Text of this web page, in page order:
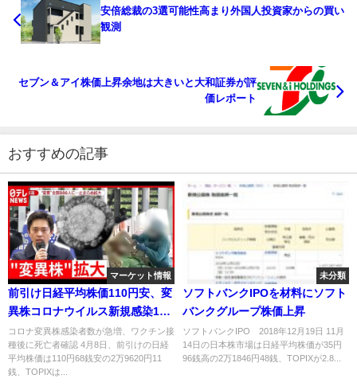
安倍総裁の3選可能性高まり外国人投資家からの買い
観測
セブン＆アイ株価上昇余地は大きいと大和証券が評
価レポート
おすすめの記事
マーケット情報
前引け日経平均株価110円安、変
異株コロナウイルス新規感染1か
月で14倍
コロナ変異株感染者数が急増、ワクチン接
種後に死亡者確認 4月8日、前引けの日経
平均株価は110円68銭安の2万9620円11
銭、TOPIXは...
未分類
ソフトバンクIPOを材料にソフト
バンクグループ株価上昇
ソフトバンクIPO 2018年12月19日 11月
14日の日本株市場は日経平均株価が35円
96銭高の2万1846円48銭、TOPIXが2.8...